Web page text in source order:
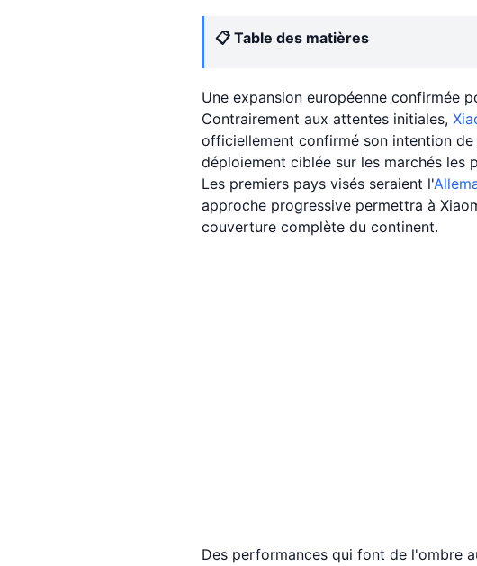
📋 Table des matières
Une expansion européenne confirmée
Contrairement aux attentes initiales,
officiellement confirmé son intention
déploiement ciblée sur les marchés les
Les premiers pays visés seraient l'
approche progressive permettra à
couverture complète du continent.
Des performances qui font de l'ombre